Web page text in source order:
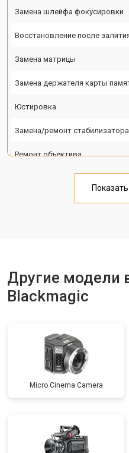
Замена шлейфа фокусировки
Восстановление после
Замена матрицы
Замена держателя карты
Юстировка
Замена/ремонт стабилизатора
Ремонт объектива
Другие модели
Blackmagic
Micro Cinema Camera